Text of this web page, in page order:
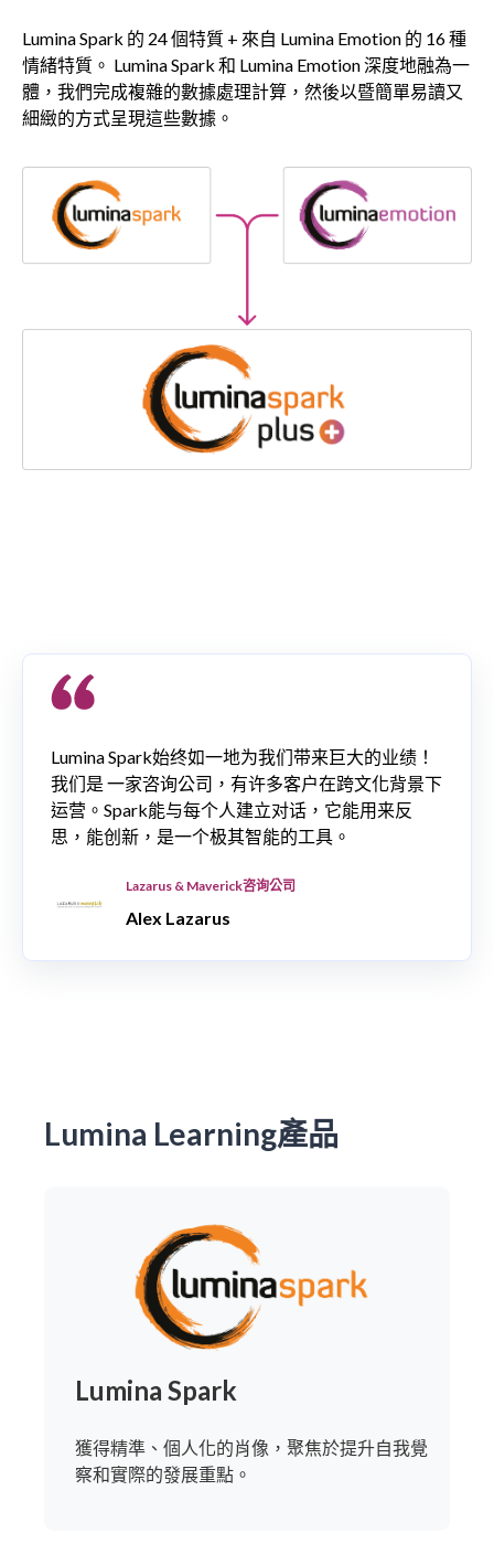
Lumina Spark 的 24 個特質 + 來自 Lumina Emotion 的 16 種
情緒特質。 Lumina Spark 和 Lumina Emotion 深度地融為一
體，我們完成複雜的數據處理計算，然後以暨簡單易讀又
細緻的方式呈現這些數據。
Lumina Spark始终如一地为我们带来巨大的业绩！
我们是 一家咨询公司，有许多客户在跨文化背景下
运营。Spark能与每个人建立对话，它能用来反
思，能创新，是一个极其智能的工具。
Lazarus & Maverick咨询公司
Alex Lazarus
Lumina Learning產品
Lumina Spark
獲得精準、個人化的肖像，聚焦於提升自我覺
察和實際的發展重點。